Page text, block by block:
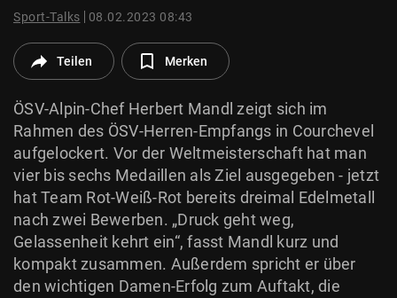
© Krone Multimedia GmbH & Co KG 2026
Sport-Talks 08.02.2023 08:43
Teilen Merken
ÖSV-Alpin-Chef Herbert Mandl zeigt sich im
Rahmen des ÖSV-Herren-Empfangs in Courchevel
aufgelockert. Vor der Weltmeisterschaft hat man
vier bis sechs Medaillen als Ziel ausgegeben - jetzt
hat Team Rot-Weiß-Rot bereits dreimal Edelmetall
nach zwei Bewerben. „Druck geht weg,
Gelassenheit kehrt ein“, fasst Mandl kurz und
kompakt zusammen. Außerdem spricht er über
den wichtigen Damen-Erfolg zum Auftakt, die